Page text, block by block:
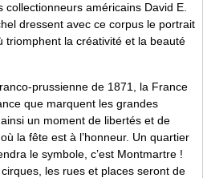
américains David E.
dressent avec ce corpus le portrait
triomphent la créativité et la beauté
prussienne de 1871, la France
que marquent les grandes
un moment de libertés et de
la fête est à l’honneur. Un quartier
le symbole, c’est Montmartre !
les rues et places seront de